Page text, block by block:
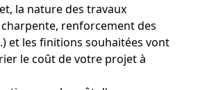
la nature des travaux
renforcement des
et les finitions souhaitées vont
le coût de votre projet à